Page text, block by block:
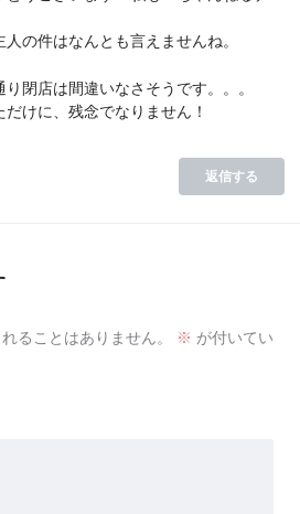
の件はなんとも言えませんね。
閉店は間違いなさそうです。。。
けに、残念でなりません！
返信する
ることはありません。 ※ が付いてい